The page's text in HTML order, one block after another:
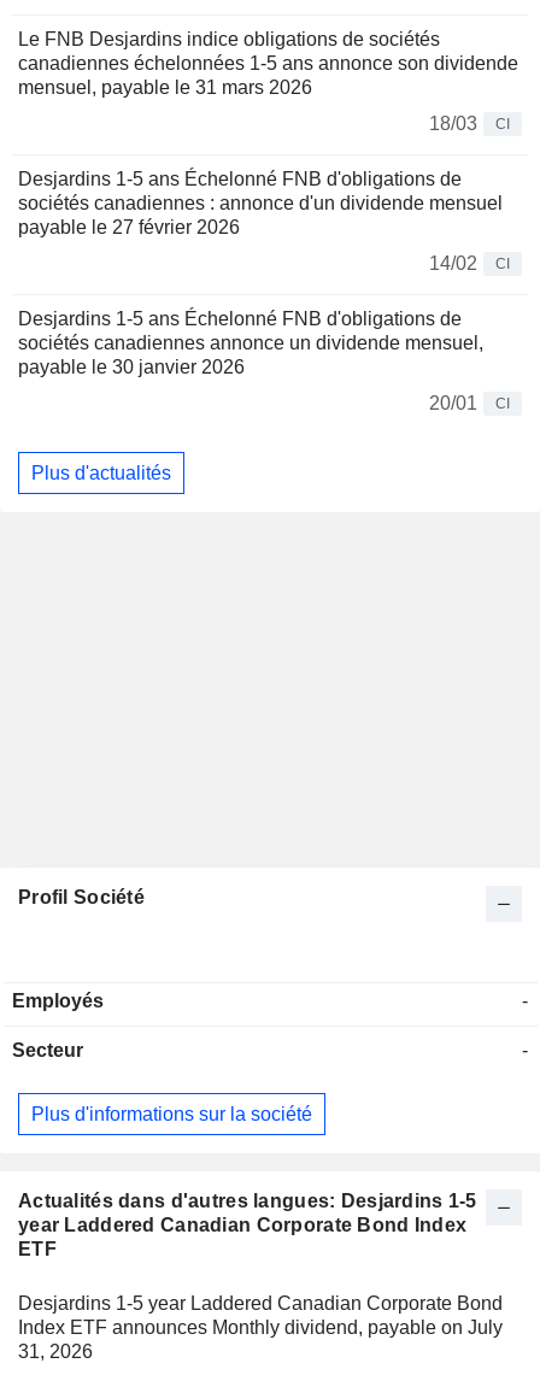
Le FNB Desjardins indice obligations de sociétés
canadiennes échelonnées 1-5 ans annonce son dividende
mensuel, payable le 31 mars 2026
18/03
CI
Desjardins 1-5 ans Échelonné FNB d'obligations de
sociétés canadiennes : annonce d'un dividende mensuel
payable le 27 février 2026
14/02
CI
Desjardins 1-5 ans Échelonné FNB d'obligations de
sociétés canadiennes annonce un dividende mensuel,
payable le 30 janvier 2026
20/01
CI
Plus d'actualités
Actualités dans d'autres langues: Desjardins 1-5
year Laddered Canadian Corporate Bond Index
ETF
Desjardins 1-5 year Laddered Canadian Corporate Bond
Index ETF announces Monthly dividend, payable on July
31, 2026
Profil Société
Employés -
Secteur -
Plus d'informations sur la société